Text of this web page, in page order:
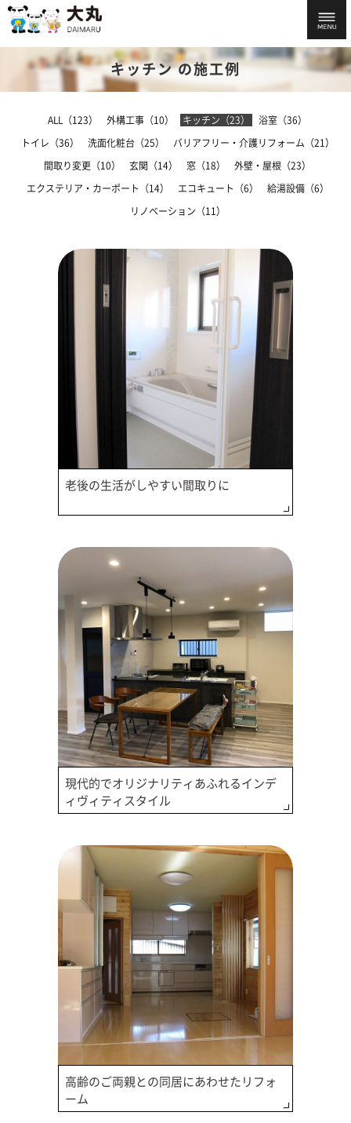
キッチン の施工例
ALL（123） 外構工事（10） キッチン（23） 浴室（36）
トイレ（36） 洗面化粧台（25） バリアフリー・介護リフォーム（21）
間取り変更（10） 玄関（14） 窓（18） 外壁・屋根（23）
エクステリア・カーポート（14） エコキュート（6） 給湯設備（6）
リノベーション（11）
老後の生活がしやすい間取りに
現代的でオリジナリティあふれるインデ
ィヴィティスタイル
高齢のご両親との同居にあわせたリフォ
ーム